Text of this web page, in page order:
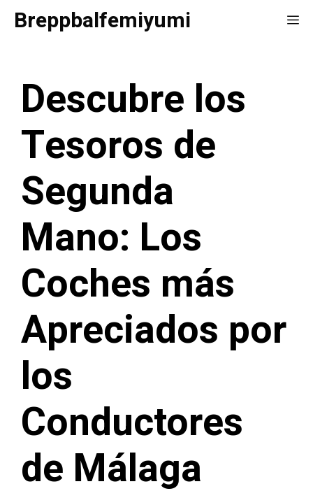
SaltarBreppbalfemiyumi
Descubre los
Tesoros de
Segunda
Mano: Los
Coches más
Apreciados por
los
Conductores
de Málaga